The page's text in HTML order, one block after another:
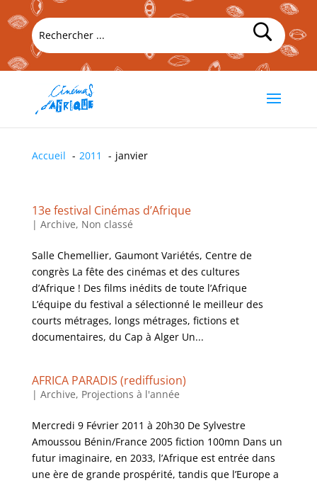
Accueil 2011 janvier
13e festival Cinémas d’Afrique
| Archive, Non classé
Salle Chemellier, Gaumont Variétés, Centre de
congrès La fête des cinémas et des cultures
d’Afrique ! Des films inédits de toute l’Afrique
L’équipe du festival a sélectionné le meilleur des
courts métrages, longs métrages, fictions et
documentaires, du Cap à Alger Un...
AFRICA PARADIS (rediffusion)
| Archive, Projections à l'année
Mercredi 9 Février 2011 à 20h30 De Sylvestre
Amoussou Bénin/France 2005 fiction 100mn Dans un
futur imaginaire, en 2033, l’Afrique est entrée dans
une ère de grande prospérité, tandis que l’Europe a